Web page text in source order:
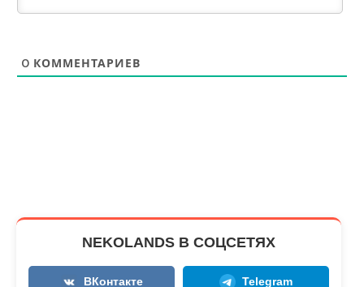
0 КОММЕНТАРИЕВ
NEKOLANDS В СОЦСЕТЯХ
ВКонтакте Telegram